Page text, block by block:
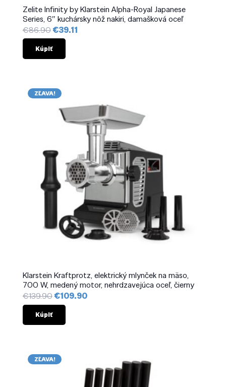
Zelite Infinity by Klarstein Alpha-Royal Japanese
Series, 6″ kuchársky nôž nakiri, damašková oceľ
€86.90 Pôvodná
cena
bola:
€86.90.
€39.11Aktuálna
Kúpiť
ZĽAVA!
Klarstein Kraftprotz, elektrický mlynček na mäso,
700 W, medený motor, nehrdzavejúca oceľ, čierny
€139.90 Pôvodná
cena
€139.90.
€109.90Aktuálna
Kúpiť
ZĽAVA!